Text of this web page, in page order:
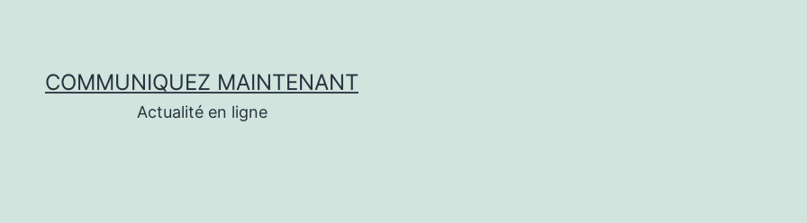
COMMUNIQUEZ MAINTENANT
Actualité en ligne